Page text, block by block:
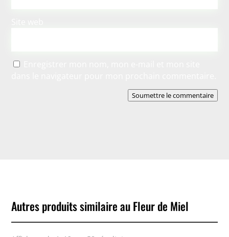
Soumettre le commentaire
Autres produits similaire au Fleur de Miel